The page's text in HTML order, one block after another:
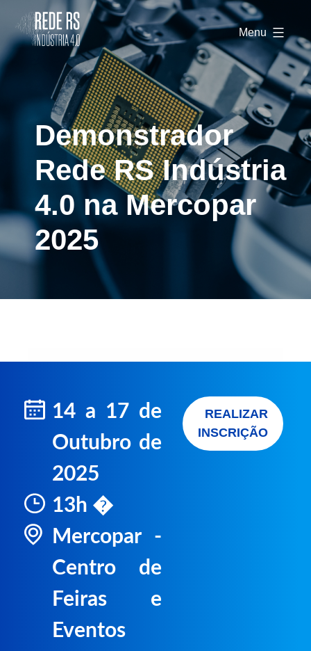
Rede
RS
Indústria
Menu
Demonstrador
Rede RS Indústria
4.0 na Mercopar
2025
14 a 17 de
Outubro de
2025
13h �
Mercopar -
Centro de
Feiras e
Eventos
REALIZAR
INSCRIÇÃO